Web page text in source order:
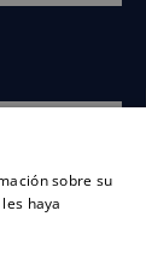
sobre su
haya